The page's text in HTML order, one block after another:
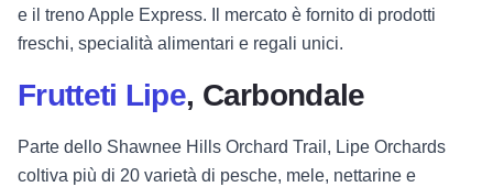
e il treno Apple Express. Il mercato è fornito di prodotti
freschi, specialità alimentari e regali unici.
Frutteti Lipe, Carbondale
Parte dello Shawnee Hills Orchard Trail, Lipe Orchards
coltiva più di 20 varietà di pesche, mele, nettarine e